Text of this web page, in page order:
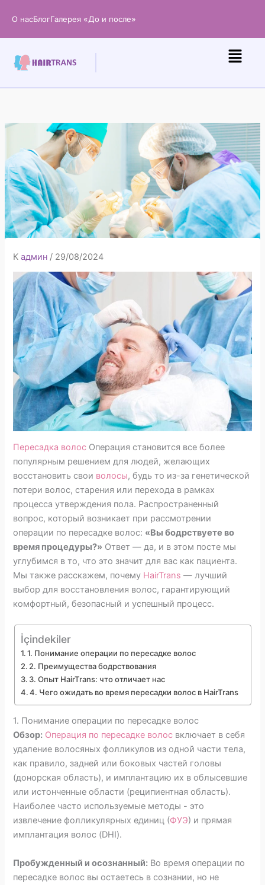
О насБлогГалерея «До и после»
Кадмин / 29/08/2024
Пересадка волос Операция становится все более
популярным решением для людей, желающих
восстановить свои волосы, будь то из-за генетической
потери волос, старения или перехода в рамках
процесса утверждения пола. Распространенный
вопрос, который возникает при рассмотрении
операции по пересадке волос: «Вы бодрствуете во
время процедуры?» Ответ — да, и в этом посте мы
углубимся в то, что это значит для вас как пациента.
Мы также расскажем, почему HairTrans — лучший
выбор для восстановления волос, гарантирующий
комфортный, безопасный и успешный процесс.
İçindekiler
1. Понимание операции по пересадке волос
2. Преимущества бодрствования
3. Опыт HairTrans: что отличает нас
4. Чего ожидать во время пересадки волос в HairTrans
1. Понимание операции по пересадке волос
Обзор: Операция по пересадке волос включает в себя
удаление волосяных фолликулов из одной части тела,
как правило, задней или боковых частей головы
(донорская область), и имплантацию их в облысевшие
или истонченные области (реципиентная область).
Наиболее часто используемые методы - это
извлечение фолликулярных единиц (ФУЭ) и прямая
имплантация волос (DHI).
Пробужденный и осознанный: Во время операции по
пересадке волос вы остаетесь в сознании, но не